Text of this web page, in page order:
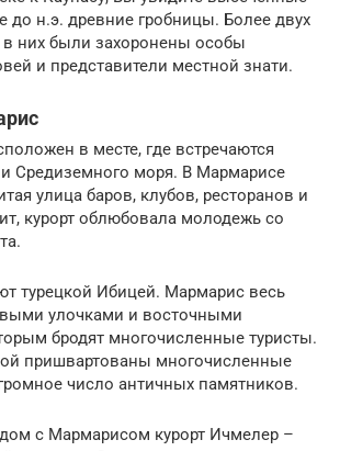
до н.э. древние гробницы. Более двух
в них были захоронены особы
и представители местной знати.
в месте, где встречаются
Средиземного моря. В Мармарисе
улица баров, клубов, ресторанов и
курорт облюбовала молодежь со
турецкой Ибицей. Мармарис весь
улочками и восточными
бродят многочисленные туристы.
пришвартованы многочисленные
число античных памятников.
с Мармарисом курорт Ичмелер –